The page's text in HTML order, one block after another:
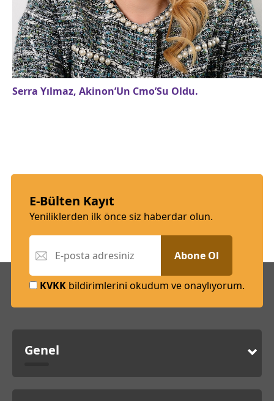
Serra Yılmaz, Akinon’Un Cmo’Su Oldu.
E-Bülten Kayıt
Yeniliklerden ilk önce siz haberdar olun.
Abone Ol
KVKK bildirimlerini okudum ve onaylıyorum.
Genel